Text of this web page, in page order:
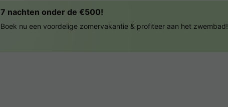
7 nachten onder de €500!
Boek nu een voordelige zomervakantie & profiteer aan het zwembad!